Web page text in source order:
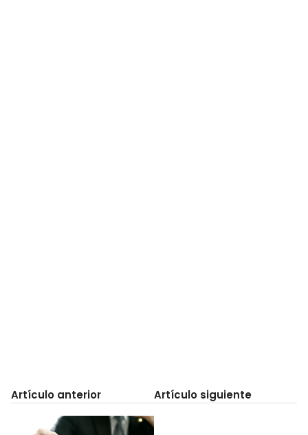
Artículo anterior Artículo siguiente